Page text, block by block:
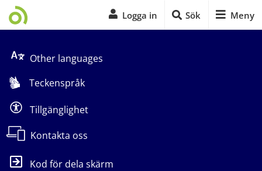
Logga in Sök Meny
Other languages
Teckenspråk
Tillgänglighet
Kontakta oss
Kod för dela skärm